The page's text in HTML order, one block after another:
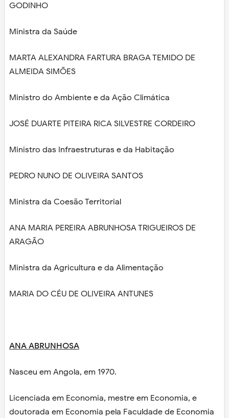
GODINHO
Ministra da Saúde
MARTA ALEXANDRA FARTURA BRAGA TEMIDO DE
ALMEIDA SIMÕES
Ministro do Ambiente e da Ação Climática
JOSÉ DUARTE PITEIRA RICA SILVESTRE CORDEIRO
Ministro das Infraestruturas e da Habitação
PEDRO NUNO DE OLIVEIRA SANTOS
Ministra da Coesão Territorial
ANA MARIA PEREIRA ABRUNHOSA TRIGUEIROS DE
ARAGÃO
Ministra da Agricultura e da Alimentação
MARIA DO CÉU DE OLIVEIRA ANTUNES
ANA ABRUNHOSA
Nasceu em Angola, em 1970.
Licenciada em Economia, mestre em Economia, e
doutorada em Economia pela Faculdade de Economia